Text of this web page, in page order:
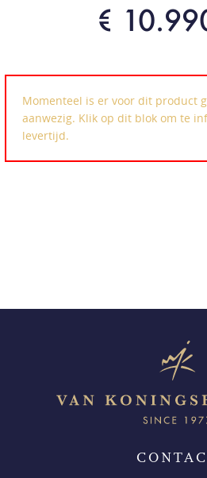
€
Momenteel is er voor dit product
aanwezig. Klik op dit blok om te
levertijd.